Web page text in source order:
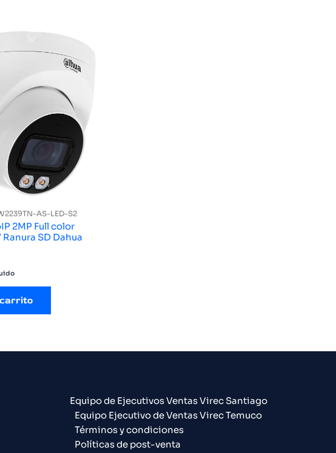
AS-LED-S2
2MP Full color
Nocturno IP67 Ranura SD Dahua
Equipo de Ejecutivos Ventas Virec Santiago
Equipo Ejecutivo de Ventas Virec Temuco
Términos y condiciones
Políticas de post-venta